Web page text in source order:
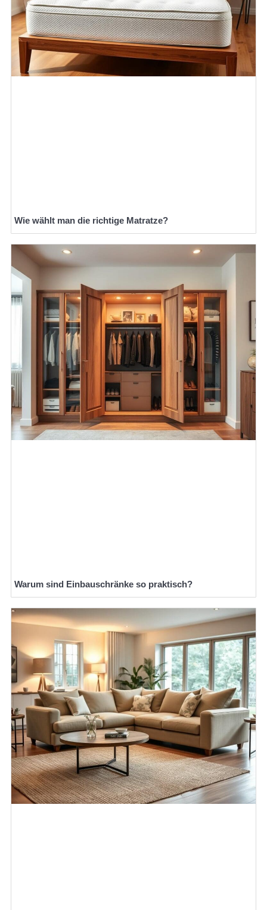
Wie wählt man die richtige Matratze?
Warum sind Einbauschränke so praktisch?